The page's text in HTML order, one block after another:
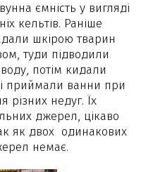
ємність у вигляді
кельтів. Раніше
шкірою тварин
туди підводили
потім кидали
і приймали ванни при
різних недуг. Їх
джерел, цікаво
як двох одинакових
немає.